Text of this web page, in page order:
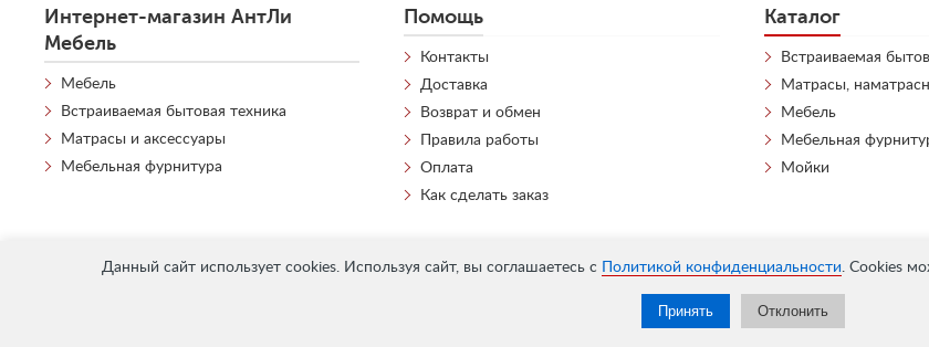
Данный сайт использует cookies. Используя сайт, вы соглашаетесь с Политикой конфиденциальности. Cookies
Принять Отклонить
Интернет-магазин АнтЛи
Мебель
Мебель
Встраиваемая бытовая техника
Матрасы и аксессуары
Мебельная фурнитура
Помощь
Контакты
Доставка
Возврат и обмен
Правила работы
Оплата
Как сделать заказ
Каталог
Встраиваемая
Матрасы,
Мебель
Мебельная
Мойки